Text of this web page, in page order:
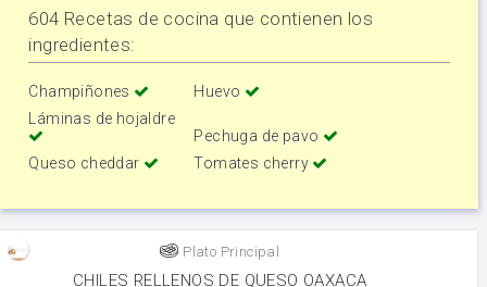
604 Recetas de cocina que contienen los
ingredientes:
Champiñones
Huevo
Láminas de hojaldre
Pechuga de pavo
Queso cheddar
Tomates cherry
Plato Principal
CHILES RELLENOS DE QUESO OAXACA